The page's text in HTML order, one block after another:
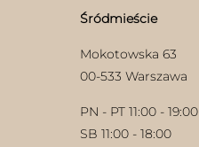
Śródmieście
Mokotowska 63
00-533 Warszawa
PN - PT 11:00 - 19:00
SB 11:00 - 18:00